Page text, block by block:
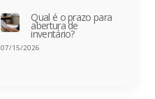
Qual é o prazo para
abertura de
inventário?
07/15/2026